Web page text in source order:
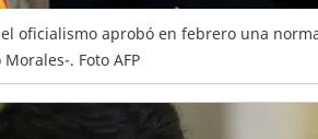
oficialismo aprobó en febrero una
. Foto AFP